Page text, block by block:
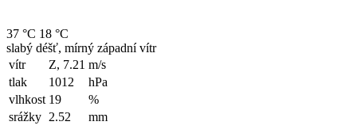
37 °C 18 °C
slabý déšť, mírný západní vítr
vítr
Z, 7.21 m/s
tlak
1012
hPa
vlhkost 19
%
srážky 2.52 mm